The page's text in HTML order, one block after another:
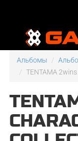
Альбомы
TENTAMA